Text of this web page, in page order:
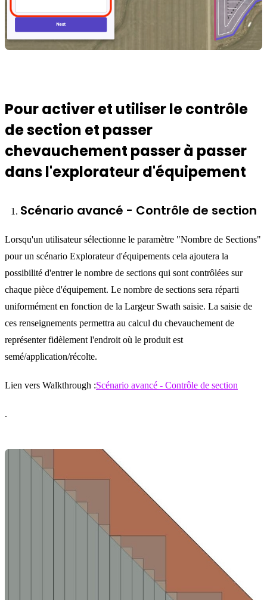
Pour activer et utiliser le contrôle
de section et passer
chevauchement passer à passer
dans l'explorateur d'équipement
Scénario avancé - Contrôle de section
Lorsqu'un utilisateur sélectionne le paramètre "Nombre de Sections"
pour un scénario Explorateur d'équipements cela ajoutera la
possibilité d'entrer le nombre de sections qui sont contrôlées sur
chaque pièce d'équipement. Le nombre de sections sera réparti
uniformément en fonction de la Largeur Swath saisie. La saisie de
ces renseignements permettra au calcul du chevauchement de
représenter fidèlement l'endroit où le produit est
semé/application/récolte.
Lien vers Walkthrough :Scénario avancé - Contrôle de section
.